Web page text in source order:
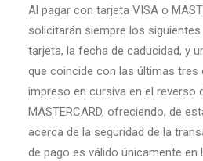
Al pagar con tarjeta VISA o
solicitarán siempre los
tarjeta, la fecha de caducidad, y
que coincide con las últimas tres
impreso en cursiva en el reverso
MASTERCARD, ofreciendo, de
acerca de la seguridad de la
de pago es válido únicamente en